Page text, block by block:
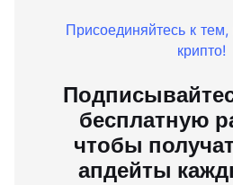
Присоединяйтесь к тем,
крипто!
бесплатную
чтобы
апдейты